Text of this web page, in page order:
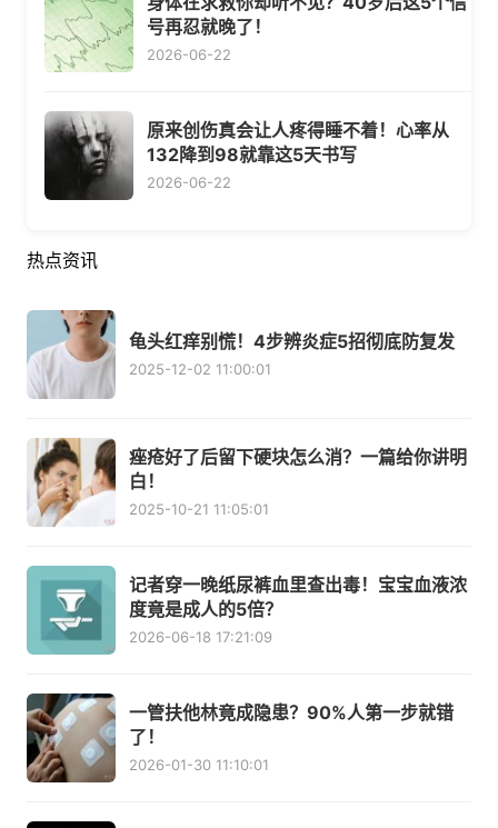
号再忍就晚了！
2026-06-22
原来创伤真会让人疼得睡不着！心率从
132降到98就靠这5天书写
2026-06-22
热点资讯
龟头红痒别慌！4步辨炎症5招彻底防复发
2025-12-02 11:00:01
痤疮好了后留下硬块怎么消？一篇给你讲明
白！
2025-10-21 11:05:01
记者穿一晚纸尿裤血里查出毒！宝宝血液浓
度竟是成人的5倍？
2026-06-18 17:21:09
一管扶他林竟成隐患？90%人第一步就错
了！
2026-01-30 11:10:01